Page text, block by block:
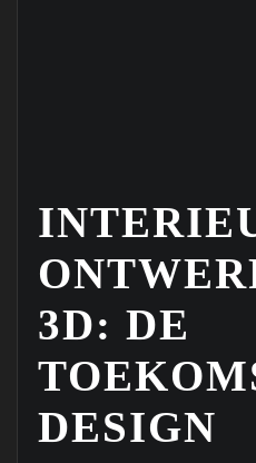
3D: DE
DESIGN